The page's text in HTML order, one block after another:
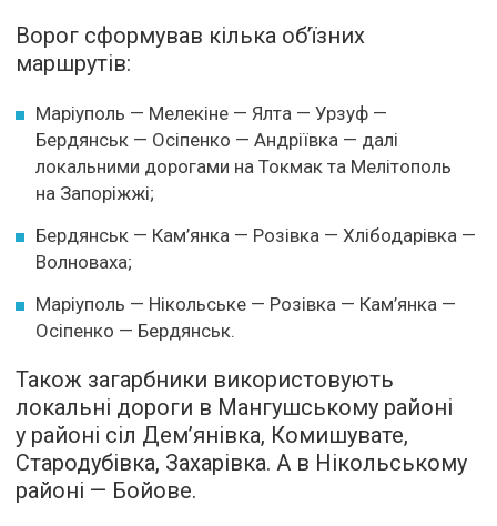
Ворог сформував кілька об’їзних
маршрутів:
Маріуполь — Мелекіне — Ялта — Урзуф —
Бердянськ — Осіпенко — Андріївка — далі
локальними дорогами на Токмак та Мелітополь
на Запоріжжі;
Бердянськ — Кам’янка — Розівка — Хлібодарівка —
Волноваха;
Маріуполь — Нікольське — Розівка — Кам’янка —
Осіпенко — Бердянськ.
Також загарбники використовують
локальні дороги в Мангушському районі
у районі сіл Дем’янівка, Комишувате,
Стародубівка, Захарівка. А в Нікольському
районі — Бойове.